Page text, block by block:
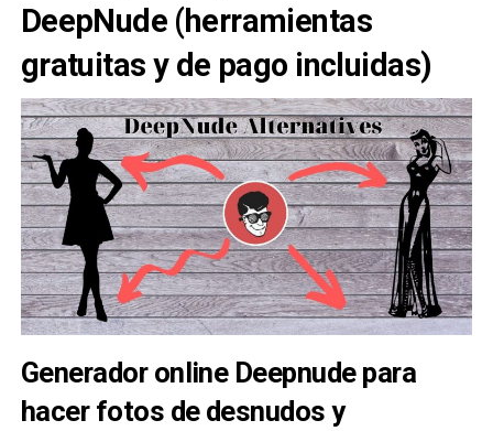
DeepNude (herramientas
gratuitas y de pago incluidas)
Generador online Deepnude para
hacer fotos de desnudos y